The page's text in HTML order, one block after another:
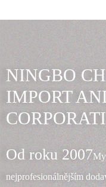
NINGBO
IMPORT
Od roku 2007
nejprofesionálnějším